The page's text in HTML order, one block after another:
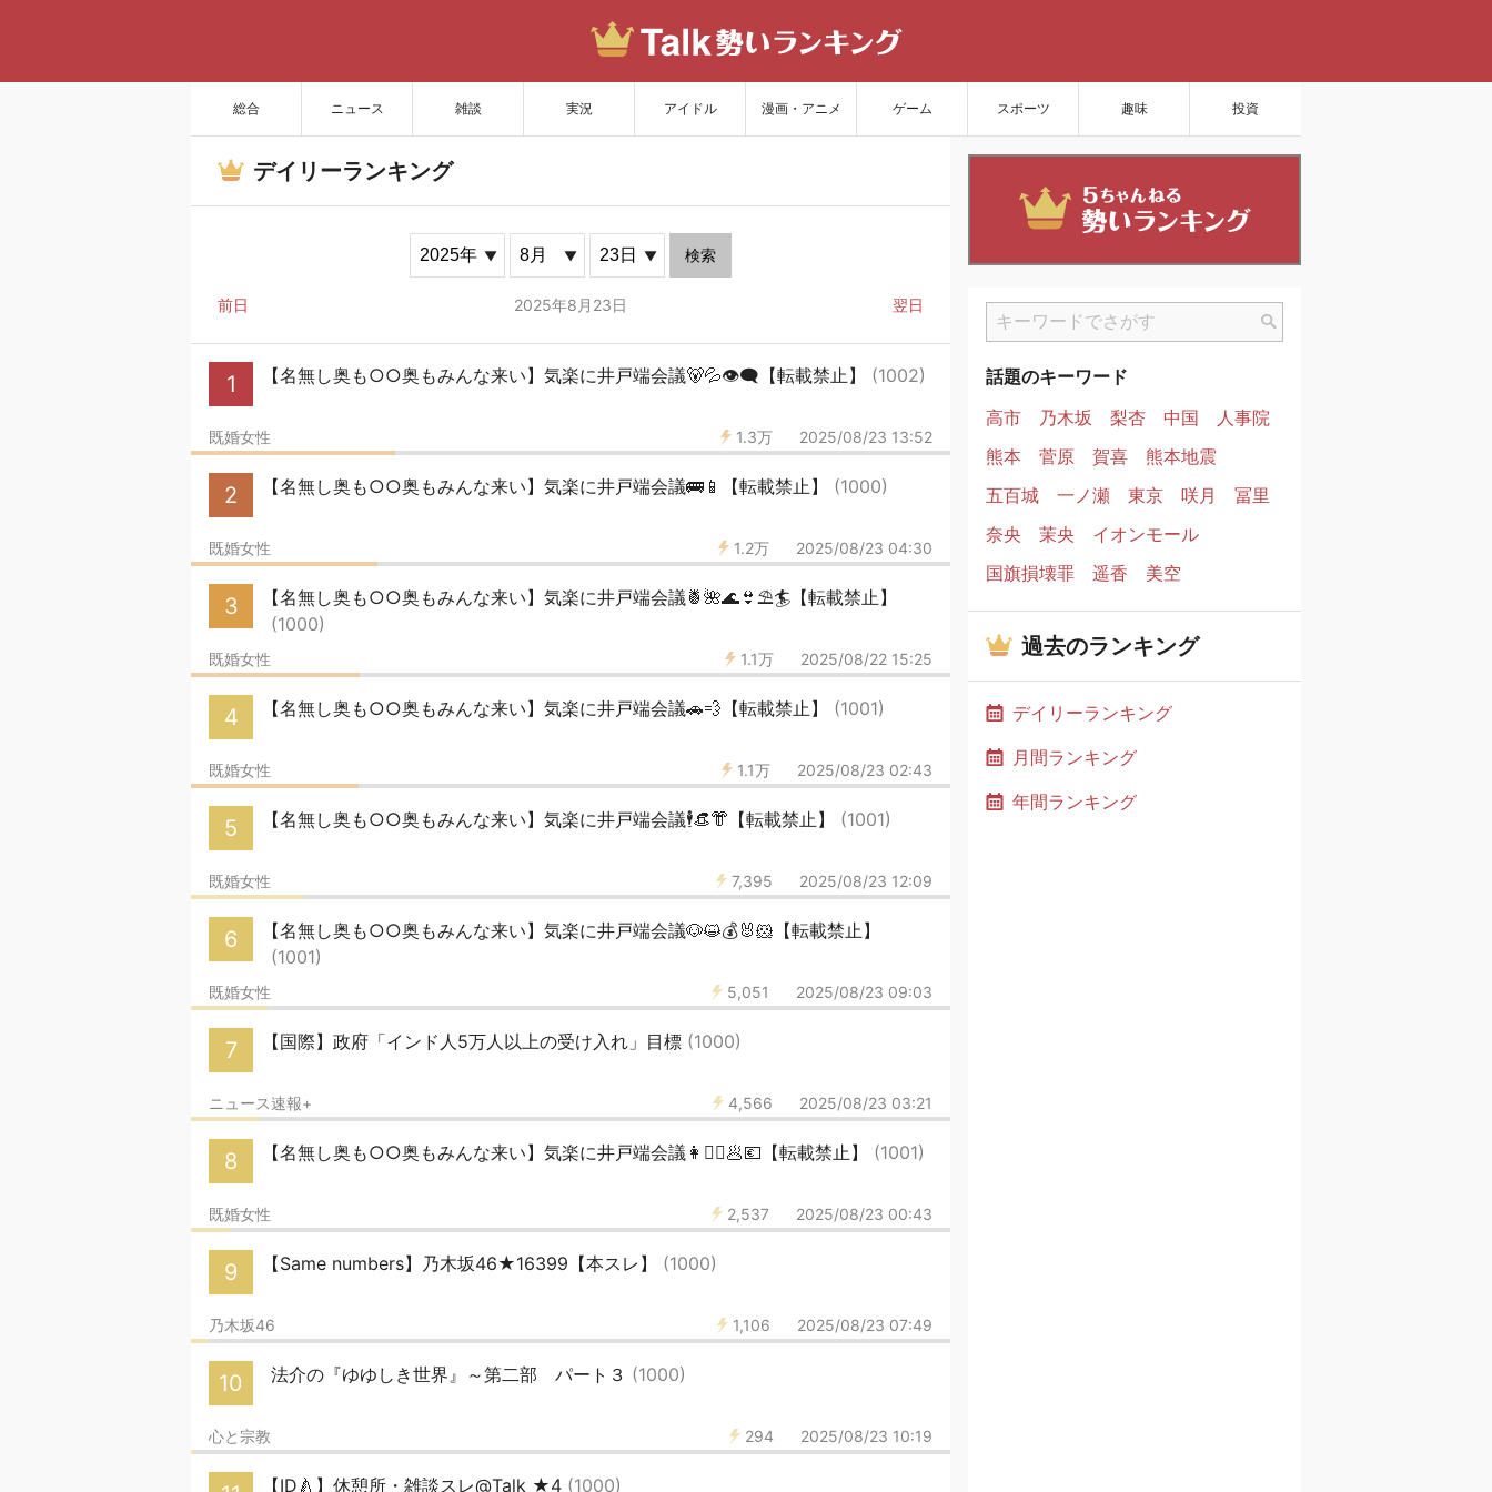
総合 ニュース 雑談 実況 アイドル 漫画・アニメ ゲーム スポーツ 趣味 投資
サイトを更新
デイリーランキング
検索
前日 2025年8月23日 翌日
1 【名無し奥も○○奥もみんな来い】気楽に井戸端会議🐻💦👁‍🗨【転載禁止】 (1002)
1.3万 2025/08/23 13:52
既婚女性
2 【名無し奥も○○奥もみんな来い】気楽に井戸端会議🚌📱【転載禁止】 (1000)
1.2万 2025/08/23 04:30
既婚女性
3
【名無し奥も○○奥もみんな来い】気楽に井戸端会議🍍🌺🌊👙⛱️🏄️【転載禁止】
(1000)
1.1万 2025/08/22 15:25
既婚女性
4 【名無し奥も○○奥もみんな来い】気楽に井戸端会議🚗💨【転載禁止】 (1001)
1.1万 2025/08/23 02:43
既婚女性
5 【名無し奥も○○奥もみんな来い】気楽に井戸端会議🕴️👒👘【転載禁止】 (1001)
7,395 2025/08/23 12:09
既婚女性
6
【名無し奥も○○奥もみんな来い】気楽に井戸端会議🐶😺💰🐰🐹【転載禁止】
(1001)
5,051 2025/08/23 09:03
既婚女性
7 【国際】政府「インド人5万人以上の受け入れ」目標 (1000)
4,566 2025/08/23 03:21
ニュース速報+
8 【名無し奥も○○奥もみんな来い】気楽に井戸端会議👩🙇‍♀️🥟💶【転載禁止】 (1001)
2,537 2025/08/23 00:43
既婚女性
9 【Same numbers】乃木坂46★16399【本スレ】 (1000)
1,106 2025/08/23 07:49
乃木坂46
10 法介の『ゆゆしき世界』～第二部 パート３ (1000)
294 2025/08/23 10:19
心と宗教
【ID🍐】休憩所・雑談スレ@Talk ★4 (1000)
話題のキーワード
高市
乃木坂 梨杏 中国
人事院
熊本
菅原 賀喜
熊本地震
五百城
一ノ瀬 東京 咲月
冨里
奈央
茉央
イオンモール
国旗損壊罪
遥香 美空
過去のランキング
デイリーランキング
月間ランキング
年間ランキング